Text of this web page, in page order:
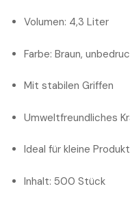
Volumen: 4,3 Liter
Farbe: Braun,
Mit stabilen Griffen
Umweltfreundliches
Ideal für kleine
Inhalt: 500 Stück